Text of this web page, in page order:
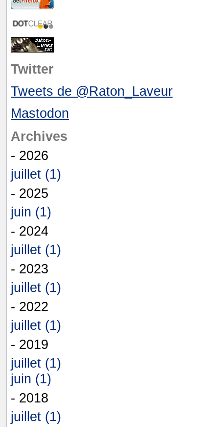
Twitter
Tweets de @Raton_Laveur
Mastodon
Archives
- 2026
juillet (1)
- 2025
juin (1)
- 2024
juillet (1)
- 2023
juillet (1)
- 2022
juillet (1)
- 2019
juillet (1)
juin (1)
- 2018
juillet (1)